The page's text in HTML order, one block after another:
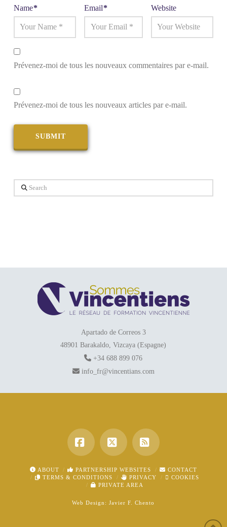
Name* Email* Website
Prévenez-moi de tous les nouveaux commentaires par e-mail.
Prévenez-moi de tous les nouveaux articles par e-mail.
Search
Apartado de Correos 3
48901 Barakaldo, Vizcaya (Espagne)
+34 688 899 076
info_fr@vincentians.com
Facebook
X RSS
ABOUT PARTNERSHIP WEBSITES
CONTACT
TERMS & CONDITIONS
PRIVACY
COOKIES
PRIVATE AREA
Web Design:Javier F. Chento